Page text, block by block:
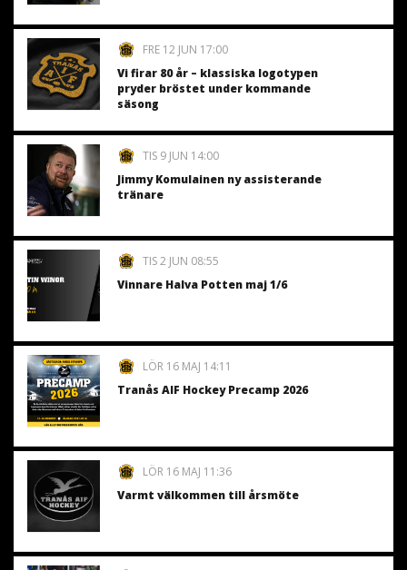
FRE 12 JUN 17:00
Vi firar 80 år – klassiska logotypen
pryder bröstet under kommande
säsong
TIS 9 JUN 14:00
Jimmy Komulainen ny assisterande
tränare
TIS 2 JUN 08:55
Vinnare Halva Potten maj 1/6
LÖR 16 MAJ 14:11
Tranås AIF Hockey Precamp 2026
LÖR 16 MAJ 11:36
Varmt välkommen till årsmöte